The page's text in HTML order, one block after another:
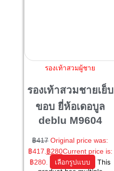
รองเท้าสวมผู้ชาย
รองเท้าสวมชายเย็บ
ขอบ ยี่ห้อเดอบูล
deblu M9604
฿417 Original price was:
฿417. ฿280Current price is:
฿280.
เลือกรูปแบบ
This